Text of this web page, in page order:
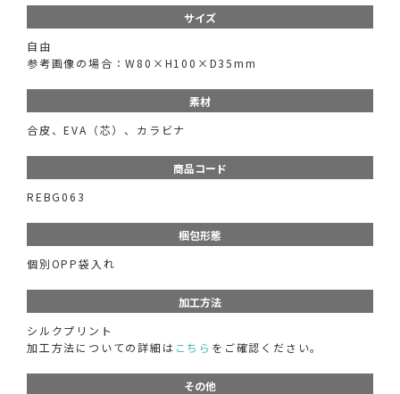
サイズ
自由
参考画像の場合：W80×H100×D35mm
素材
合皮、EVA（芯）、カラビナ
商品コード
REBG063
梱包形態
個別OPP袋入れ
加工方法
シルクプリント
加工方法についての詳細は こちら をご確認ください。
その他